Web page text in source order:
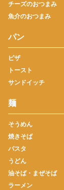
チーズのおつまみ
魚介のおつまみ
パン
ピザ
トースト
サンドイッチ
麺
そうめん
焼きそば
パスタ
うどん
油そば・まぜそば
ラーメン